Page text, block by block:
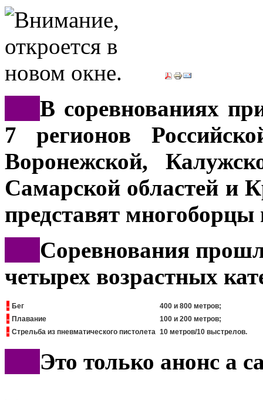
В соревнованиях
7 регионов
Воронежской,
Самарской областей и
представят многоборцы
Соревнования
четырех возрастных
- Бег 400 и 800 метров;
- Плавание 100 и 200 метров;
- Стрельба из пневматического пистолета 10 метров/10 выстрелов.
Это только анонс а